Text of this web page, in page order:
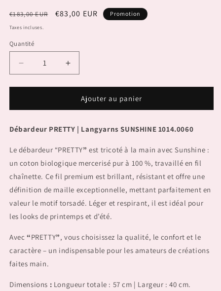
Prix
habituel
€183,00 EUR
Prix
€83,00 EUR Promotion
Taxes incluses.
Quantité
Réduire
la
quantité
Debardeur
Augmenter
la
quantité
Debardeur
Ajouter au panier
Débardeur PRETTY | Langyarns SUNSHINE 1014.0060
Le débardeur “PRETTY” est tricoté à la main avec Sunshine :
un coton biologique mercerisé pur à 100 %, travaillé en fil
chaînette. Ce fil premium est brillant, résistant et offre une
définition de maille exceptionnelle, mettant parfaitement en
valeur le motif torsadé. Léger et respirant, il est idéal pour
les looks de printemps et d’été.
Avec “PRETTY”, vous choisissez la qualité, le confort et le
caractère – un indispensable pour les amateurs de créations
faites main.
Dimensions : Longueur totale : 57 cm | Largeur : 40 cm.